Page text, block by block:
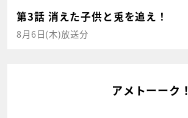
第3話 消えた子供と兎を追え！
8月6日(木)放送分
アメトーーク！